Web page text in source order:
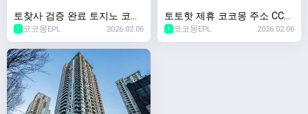
토찾사 검증 완료 토지노 코코
몽 CCM-7.COM 가입코드 EPL
신규첫충 40% 블랙가능
1 코코몽EPL 2026.02.06
토토핫 제휴 코코몽 주소 CCM
-7.COM 코드 EPL 무한입플 무
기명 블랙 가입 OK
1 코코몽EPL 2026.02.06